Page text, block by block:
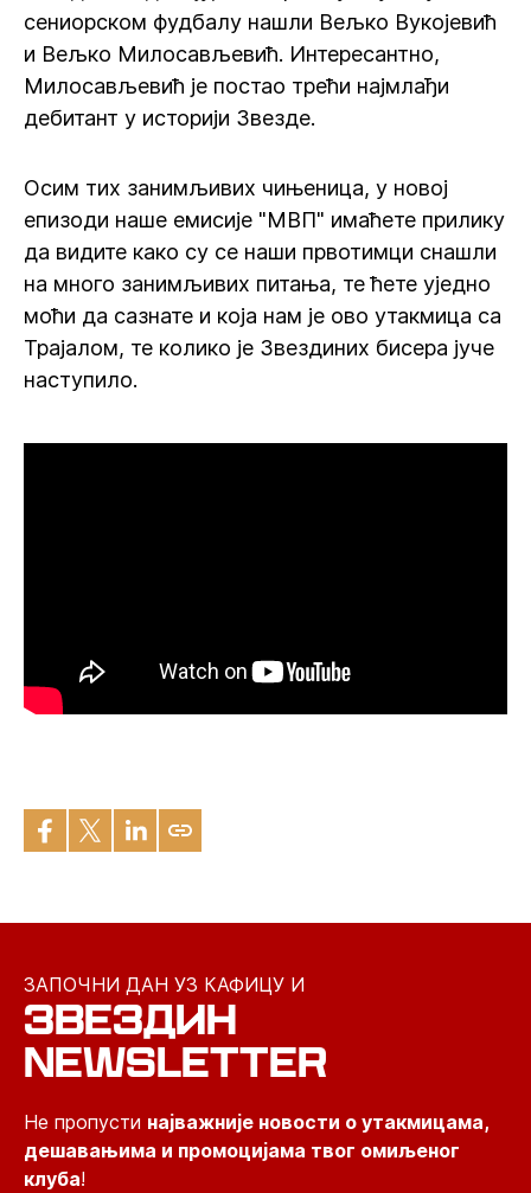
сениорском фудбалу нашли Вељко Вукојевић
и Вељко Милосављевић. Интересантно,
Милосављевић је постао трећи најмлађи
дебитант у историји Звезде.
Осим тих занимљивих чињеница, у новој
епизоди наше емисије "МВП" имаћете прилику
да видите како су се наши првотимци снашли
на много занимљивих питања, те ћете уједно
моћи да сазнате и која нам је ово утакмица са
Трајалом, те колико је Звездиних бисера јуче
наступило.
ЗАПОЧНИ ДАН УЗ КАФИЦУ И
ЗВЕЗДИН
NEWSLETTER
Не пропусти најважније новости о утакмицама,
дешавањима и промоцијама твог омиљеног
клуба!